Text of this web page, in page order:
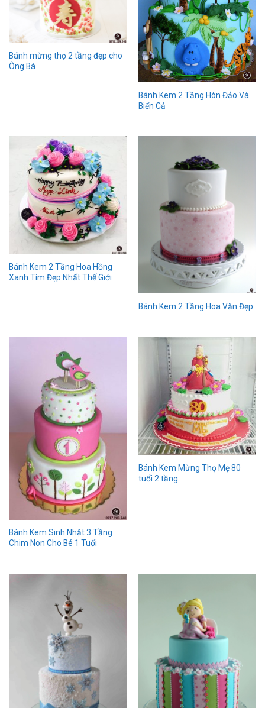
Bánh mừng thọ 2 tầng đẹp cho
Ông Bà
Bánh Kem 2 Tầng Hòn Đảo Và
Biển Cả
Bánh Kem 2 Tầng Hoa Hồng
Xanh Tím Đẹp Nhất Thế Giới
Bánh Kem 2 Tầng Hoa Văn Đẹp
Bánh Kem Sinh Nhật 3 Tầng
Chim Non Cho Bé 1 Tuổi
Bánh Kem Mừng Thọ Mẹ 80
tuổi 2 tầng